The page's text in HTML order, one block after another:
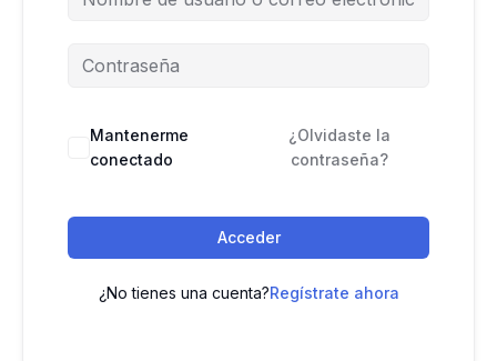
Mantenerme
conectado
¿Olvidaste la
contraseña?
Acceder
¿No tienes una cuenta?Regístrate ahora